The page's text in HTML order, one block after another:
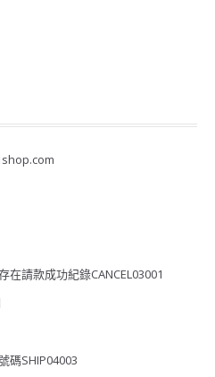
請款成功紀錄CANCEL03001
碼SHIP04003